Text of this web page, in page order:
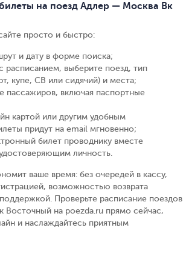
на поезд Адлер — Москва Вк
просто и быстро:
и дату в форме поиска;
расписанием, выберите поезд, тип
купе, СВ или сидячий) и места;
пассажиров, включая паспортные
картой или другим удобным
придут на email мгновенно;
билет проводнику вместе
личность.
ваше время: без очередей в кассу,
возможностью возврата
Проверьте расписание поездов
Восточный на poezda.ru прямо сейчас,
и наслаждайтесь приятным